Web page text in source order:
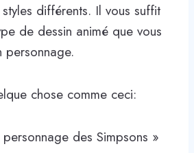
différents. Il vous suffit
de dessin animé que vous
personnage.
chose comme ceci:
des Simpsons »